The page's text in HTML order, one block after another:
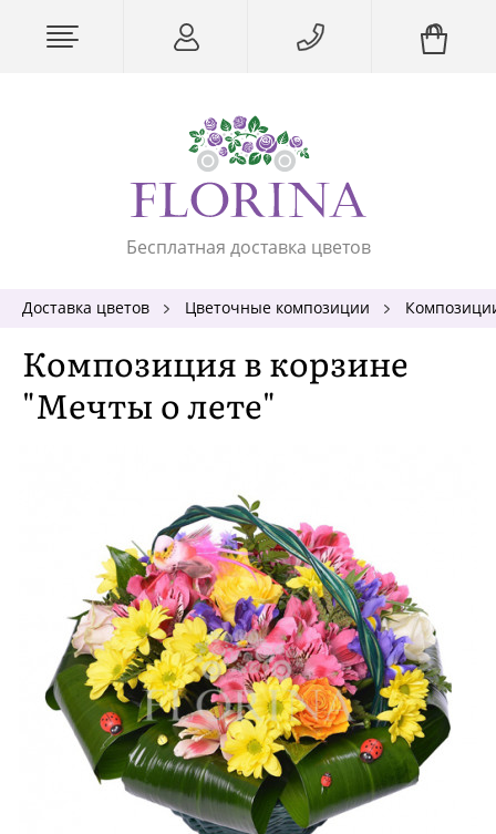
Бесплатная доставка цветов
Доставка цветов Цветочные композиции
Композиция в корзине
"Мечты о лете"